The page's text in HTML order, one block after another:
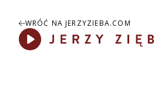
WRÓĆ NA JERZYZIEBA.COM